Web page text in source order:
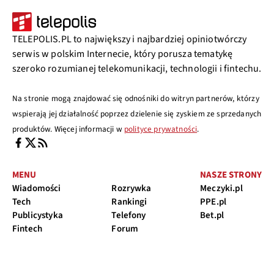
TELEPOLIS.PL to największy i najbardziej opiniotwórczy
serwis w polskim Internecie, który porusza tematykę
szeroko rozumianej telekomunikacji, technologii i fintechu.
Na stronie mogą znajdować się odnośniki do witryn partnerów, którzy
wspierają jej działalność poprzez dzielenie się zyskiem ze sprzedanych
produktów. Więcej informacji w polityce prywatności.
MENU
Wiadomości
Tech
Publicystyka
Fintech
Rozrywka
Rankingi
Telefony
Forum
NASZE STRONY
Meczyki.pl
PPE.pl
Bet.pl